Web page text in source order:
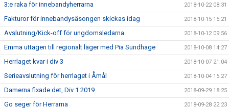
3:e raka för innebandyherrarna 2018-10-22 08:31
Fakturor för innebandysäsongen skickas idag 2018-10-15 15:21
Avslutning/Kick-off för ungdomsledarna 2018-10-12 09:56
Emma uttagen till regionalt läger med Pia Sundhage 2018-10-08 14:27
Herrlaget kvar i div 3 2018-10-07 21:04
Serieavslutning för herrlaget i Åmål 2018-10-04 15:27
Damerna fixade det, Div 1 2019 2018-09-29 18:25
Go seger för Herrarna 2018-09-28 22:23